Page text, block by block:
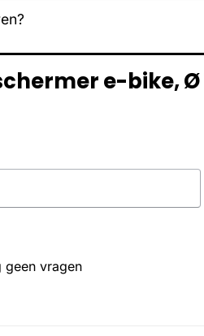
e-bike, Ø
geen vragen